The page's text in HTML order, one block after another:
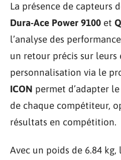
La présence de capteurs
Dura-Ace Power 9100 et
l’analyse des
un retour précis sur leurs
personnalisation via le
ICON permet d’adapter
de chaque compétiteur,
résultats en compétition.
Avec un poids de 6.84 kg,